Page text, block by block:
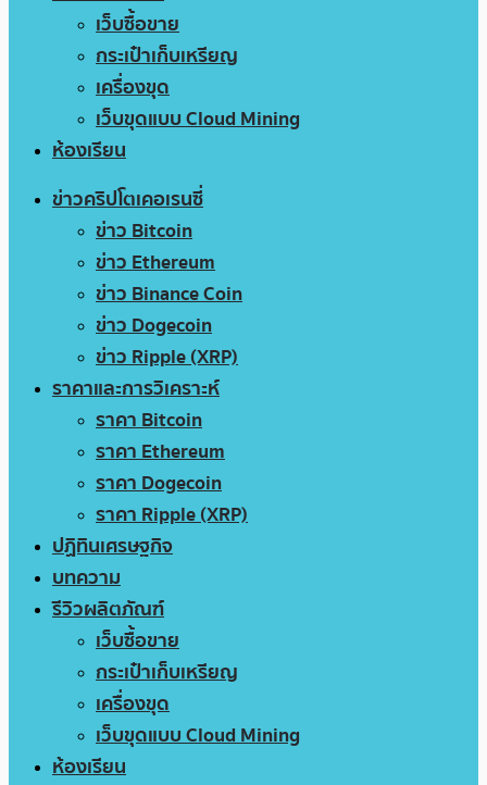
เว็บซื้อขาย
กระเป๋าเก็บเหรียญ
เครื่องขุด
เว็บขุดแบบ Cloud Mining
ห้องเรียน
ข่าวคริปโตเคอเรนซี่
ข่าว Bitcoin
ข่าว Ethereum
ข่าว Binance Coin
ข่าว Dogecoin
ข่าว Ripple (XRP)
ราคาและการวิเคราะห์
ราคา Bitcoin
ราคา Ethereum
ราคา Dogecoin
ราคา Ripple (XRP)
ปฏิทินเศรษฐกิจ
บทความ
รีวิวผลิตภัณฑ์
เว็บซื้อขาย
กระเป๋าเก็บเหรียญ
เครื่องขุด
เว็บขุดแบบ Cloud Mining
ห้องเรียน